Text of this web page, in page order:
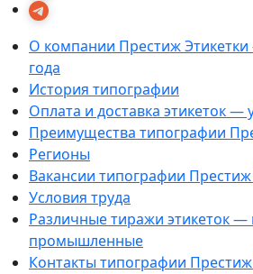
О компании Престиж
года
История типографии
Оплата и доставка этикеток —
Преимущества типографии
Регионы
Вакансии типографии Престиж
Условия труда
Различные тиражи этикеток
промышленные
Контакты типографии